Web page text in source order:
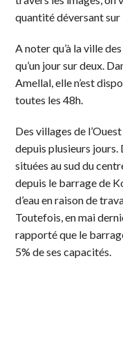
quantité déversant sur
A noter qu’à la ville
qu’un jour sur deux.
Amellal, elle n’est
toutes les 48h.
Des villages de
depuis plusieurs jours.
situées au sud du
depuis le barrage de
d’eau en raison de
Toutefois, en mai
rapporté que le
5% de ses capacités.